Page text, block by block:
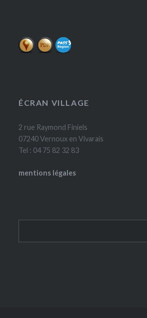
ÉCRAN VILLAGE
2 rue Raymond Finiels
07240 Vernoux en Vivarais
Tel : 04 75 82 32 83
mentions légales